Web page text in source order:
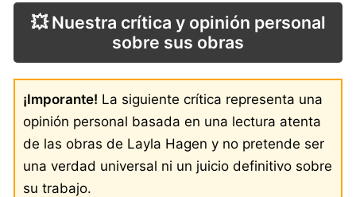
💥 Nuestra crítica y opinión personal
sobre sus obras
¡Imporante! La siguiente crítica representa una
opinión personal basada en una lectura atenta
de las obras de Layla Hagen y no pretende ser
una verdad universal ni un juicio definitivo sobre
su trabajo.